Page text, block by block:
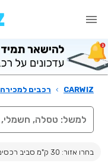
CARWIZ
› רכבים למכירה
בחרו אזור: 30 ק"מ סביב רכסים